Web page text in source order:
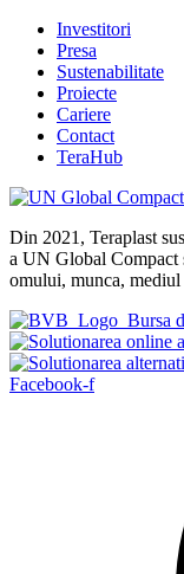
Investitori
Presa
Sustenabilitate
Proiecte
Cariere
Contact
TeraHub
Din 2021, Teraplast
a UN Global Compact
omului, munca,
Facebook-f